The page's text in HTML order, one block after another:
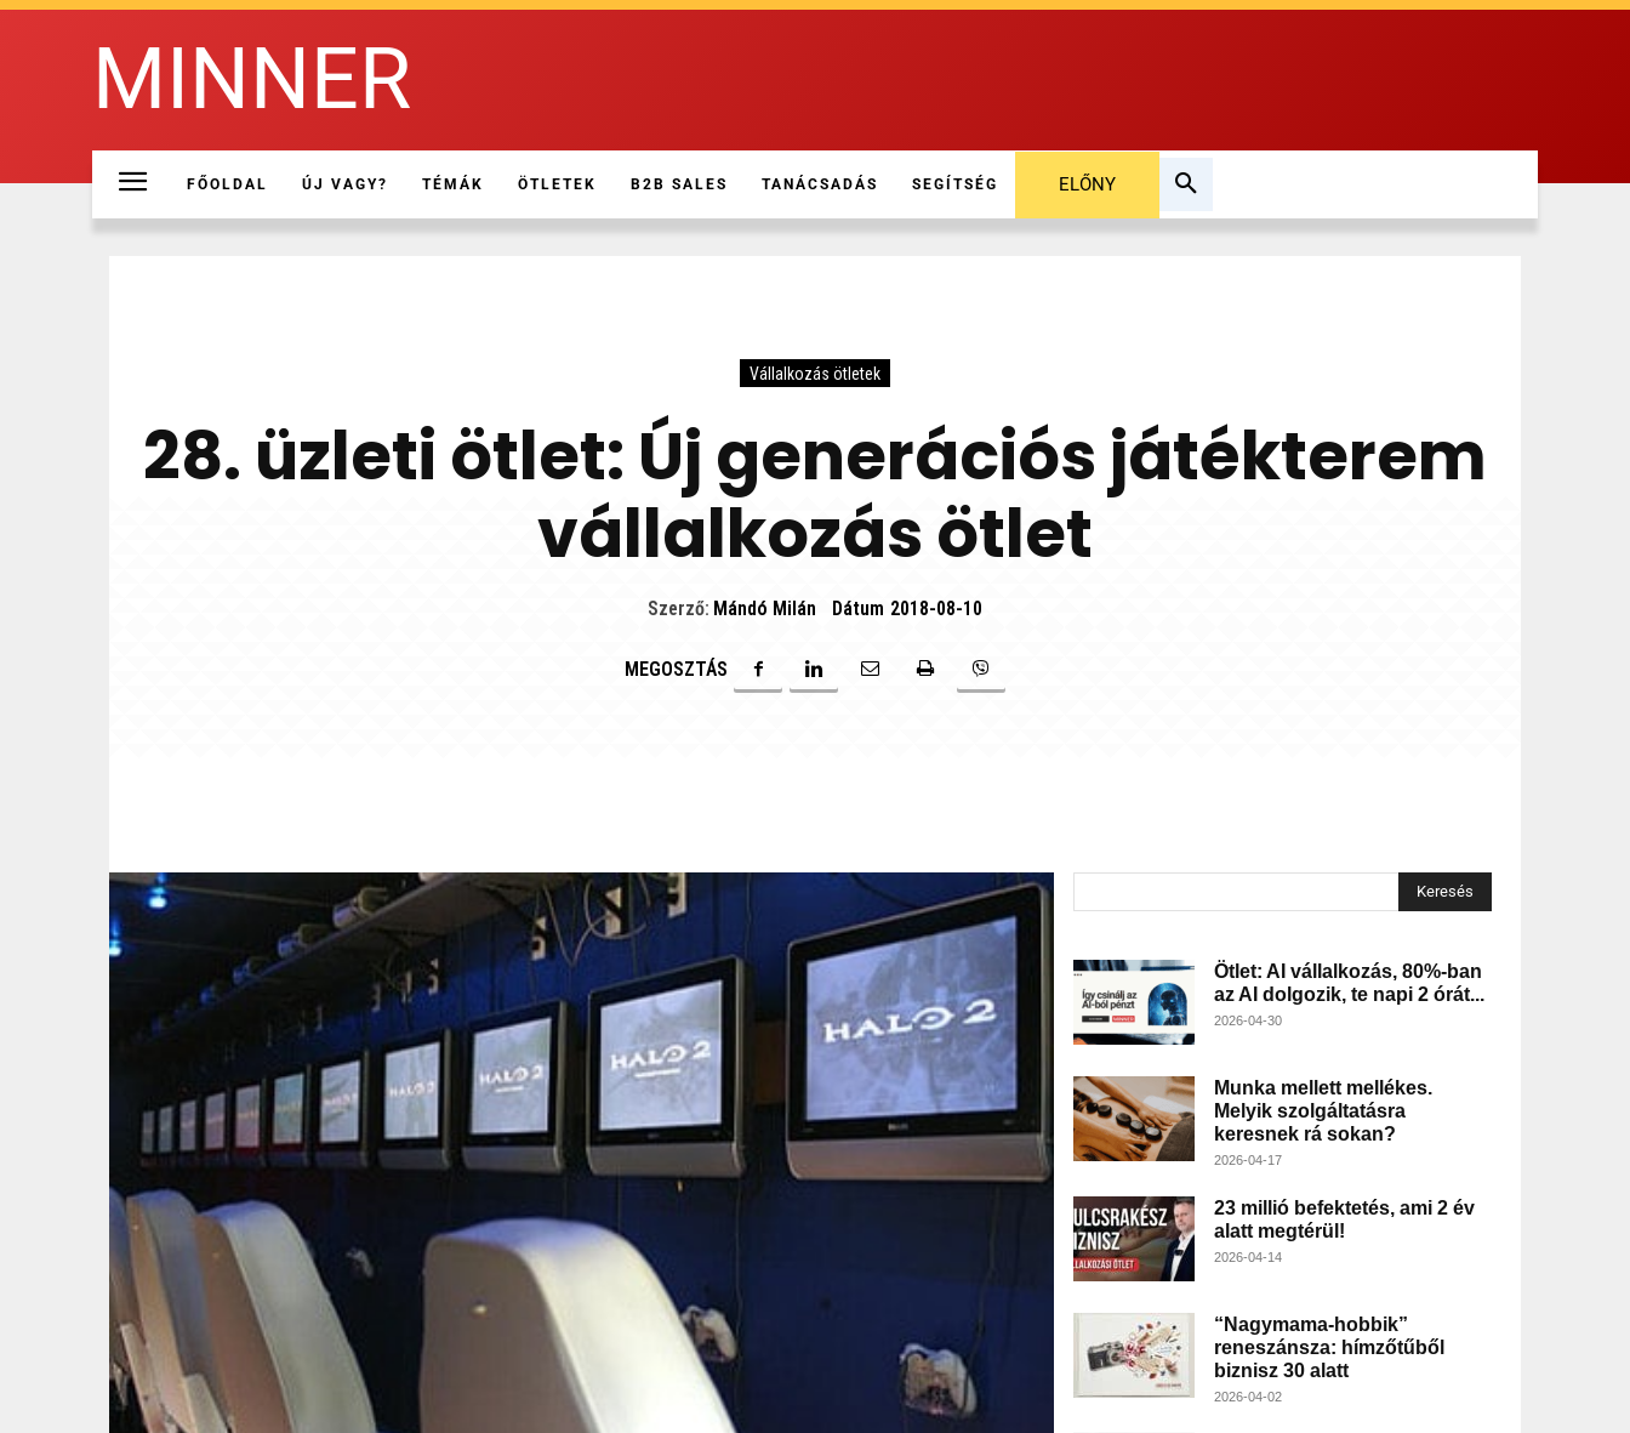
MINNER
FŐOLDAL ÚJ VAGY? TÉMÁK ÖTLETEK B2B SALES TANÁCSADÁS SEGÍTSÉG ELŐNY
Vállalkozás ötletek
28. üzleti ötlet: Új generációs játékterem
vállalkozás ötlet
Szerző: Mándó Milán Dátum 2018-08-10
MEGOSZTÁS
Keresés
Ötlet: AI vállalkozás, 80%-ban
az AI dolgozik, te napi 2 órát...
2026-04-30
Munka mellett mellékes.
Melyik szolgáltatásra
keresnek rá sokan?
2026-04-17
23 millió befektetés, ami 2 év
alatt megtérül!
2026-04-14
“Nagymama-hobbik”
reneszánsza: hímzőtűből
biznisz 30 alatt
2026-04-02